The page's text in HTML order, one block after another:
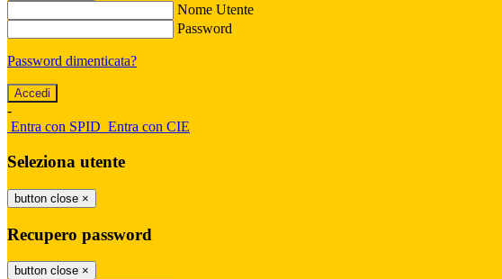
Nome Utente
Password
Password dimenticata?
-
Entra con SPID Entra con CIE
Seleziona utente
button close ×
Recupero password
button close ×